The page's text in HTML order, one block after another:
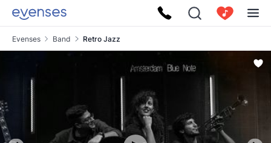
Evenses Band Retro Jazz